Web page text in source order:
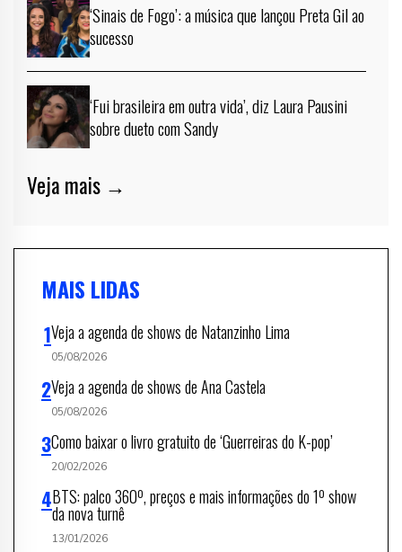
‘Sinais de Fogo’: a música que lançou Preta Gil ao
sucesso
‘Fui brasileira em outra vida’, diz Laura Pausini
sobre dueto com Sandy
Veja mais →
MAIS LIDAS
Veja a agenda de shows de Natanzinho Lima
05/08/2026
Veja a agenda de shows de Ana Castela
05/08/2026
Como baixar o livro gratuito de ‘Guerreiras do K-pop’
20/02/2026
BTS: palco 360º, preços e mais informações do 1º show
da nova turnê
13/01/2026